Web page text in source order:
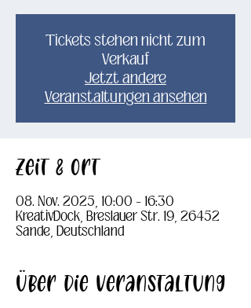
Tickets stehen nicht zum
Verkauf
Jetzt andere
Veranstaltungen ansehen
Zeit & Ort
08. Nov. 2025, 10:00 – 16:30
KreativDock, Breslauer Str. 19, 26452
Sande, Deutschland
Über die Veranstaltung